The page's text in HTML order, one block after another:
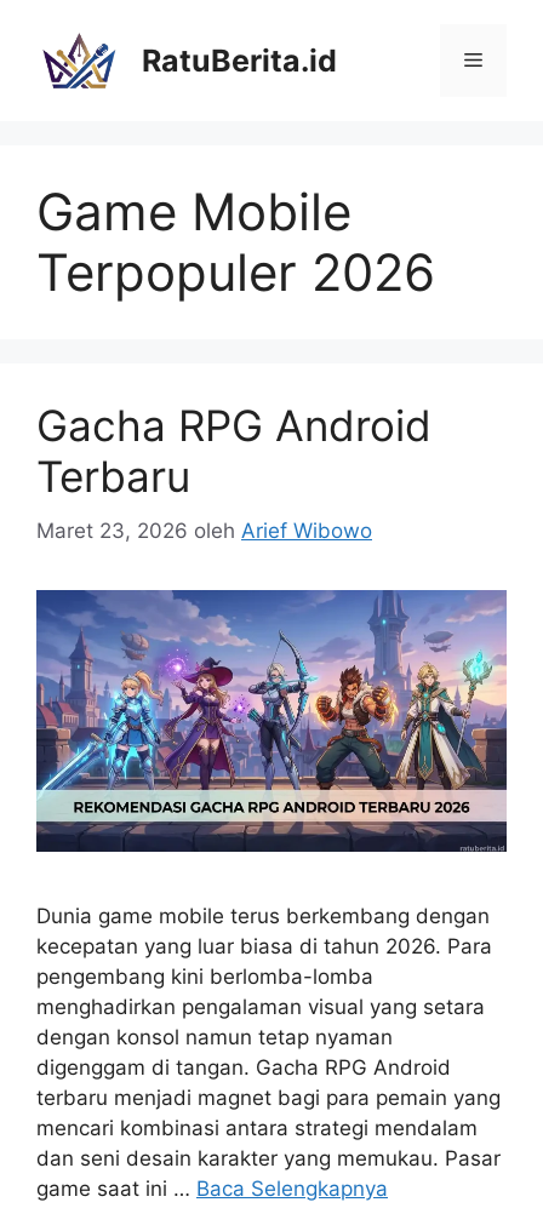
RatuBerita.id Menu
Game Mobile
Terpopuler 2026
Gacha RPG Android
Terbaru
Maret 23, 2026 oleh Arief Wibowo
Dunia game mobile terus berkembang dengan
kecepatan yang luar biasa di tahun 2026. Para
pengembang kini berlomba-lomba
menghadirkan pengalaman visual yang setara
dengan konsol namun tetap nyaman
digenggam di tangan. Gacha RPG Android
terbaru menjadi magnet bagi para pemain yang
mencari kombinasi antara strategi mendalam
dan seni desain karakter yang memukau. Pasar
game saat ini … Baca Selengkapnya